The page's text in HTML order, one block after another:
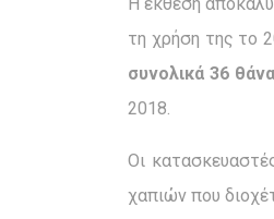
τη χρήση της το
συνολικά 36
2018.
Οι
χαπιών που